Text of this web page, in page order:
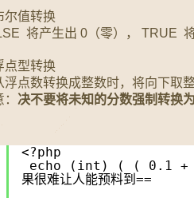
尔值转换
将产生出 0（零）， TRUE
点型转换
浮点数转换成整数时，将向下取
决不要将未知的分数强制转换
<?php
echo (int) ( ( 0.1 +
果很难让人能预料到==